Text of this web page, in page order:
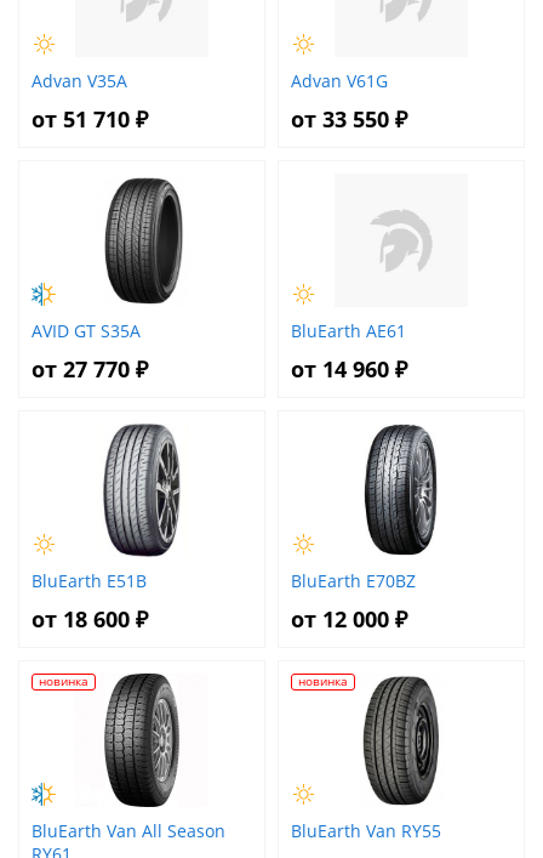
Advan V35A
от 51 710 ₽
Advan V61G
от 33 550 ₽
AVID GT S35A
от 27 770 ₽
BluEarth AE61
от 14 960 ₽
BluEarth E51B
от 18 600 ₽
BluEarth E70BZ
от 12 000 ₽
новинка
BluEarth Van All Season
RY61
новинка
BluEarth Van RY55